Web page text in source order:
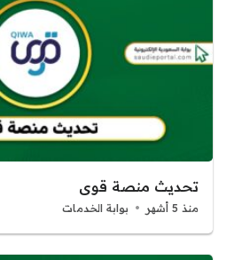
تحديث منصة قوى
منذ 5 أشهر بوابة الخدمات